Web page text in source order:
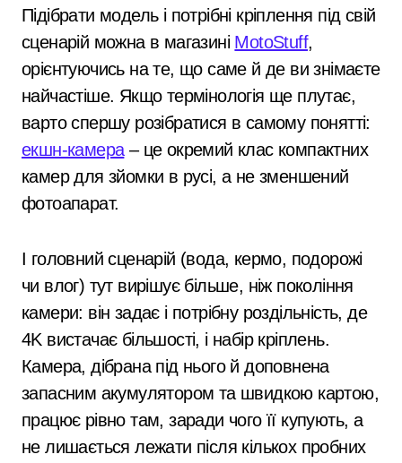
Підібрати модель і потрібні кріплення під свій
сценарій можна в магазині MotoStuff,
орієнтуючись на те, що саме й де ви знімаєте
найчастіше. Якщо термінологія ще плутає,
варто спершу розібратися в самому понятті:
екшн-камера– це окремий клас компактних
камер для зйомки в русі, а не зменшений
фотоапарат.
І головний сценарій (вода, кермо, подорожі
чи влог) тут вирішує більше, ніж покоління
камери: він задає і потрібну роздільність, де
4K вистачає більшості, і набір кріплень.
Камера, дібрана під нього й доповнена
запасним акумулятором та швидкою картою,
працює рівно там, заради чого її купують, а
не лишається лежати після кількох пробних